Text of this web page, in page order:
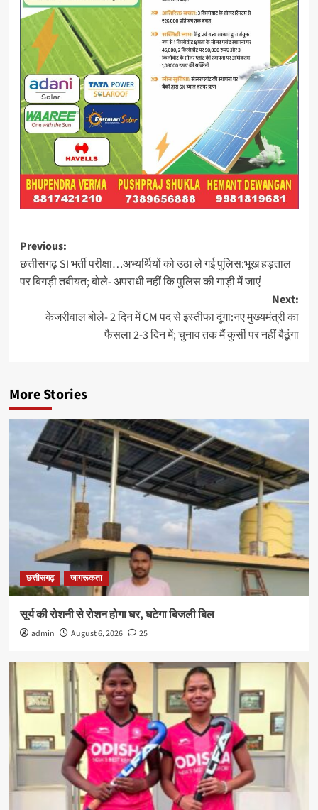
Post
navigation
Previous:
छत्तीसगढ़ SI भर्ती परीक्षा…अभ्यर्थियों को उठा ले गई पुलिस:भूख हड़ताल
पर बिगड़ी तबीयत; बोले- अपराधी नहीं कि पुलिस की गाड़ी में जाएं
Next:
केजरीवाल बोले- 2 दिन में CM पद से इस्तीफा दूंगा:नए मुख्यमंत्री का
फैसला 2-3 दिन में; चुनाव तक मैं कुर्सी पर नहीं बैठूंगा
More Stories
छत्तीसगढ़ जागरूकता
सूर्य की रोशनी से रोशन होगा घर, घटेगा बिजली बिल
admin August 6, 2026 25